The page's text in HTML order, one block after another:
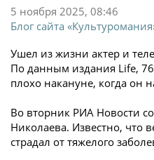
5 ноября 2025, 08:46
Блог сайта
Ушел из жизни актер и
По данным издания Life,
плохо накануне, когда он
Во вторник РИА Новости
Николаева. Известно, что
страдал от тяжелого